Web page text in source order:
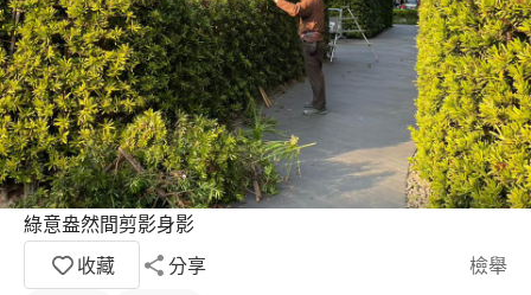
綠意盎然間剪影身影
收藏
分享 檢舉